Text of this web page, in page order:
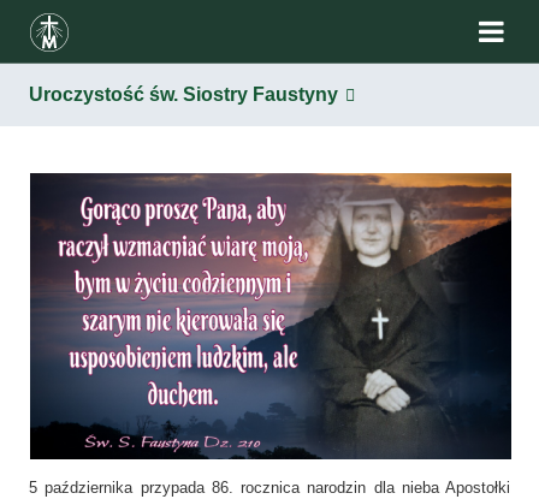
Uroczystość św. Siostry Faustyny
5 października przypada 86. rocznica narodzin dla nieba Apostołki